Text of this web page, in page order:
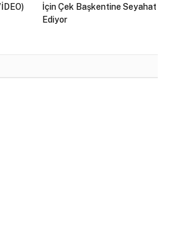
İçin Çek Başkentine Seyahat
Ediyor